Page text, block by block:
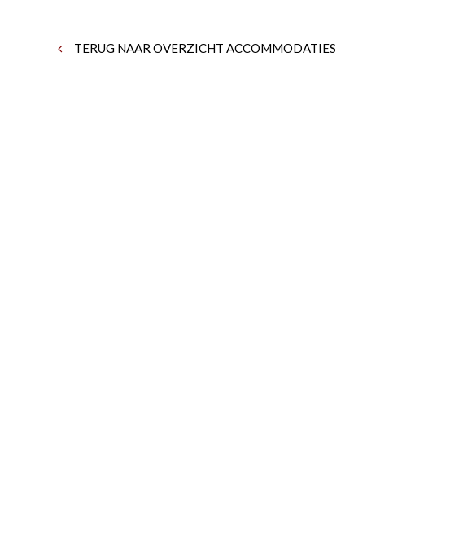
TERUG NAAR OVERZICHT ACCOMMODATIES